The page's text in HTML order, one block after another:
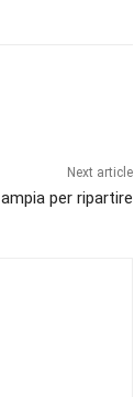
Next article
per ripartire